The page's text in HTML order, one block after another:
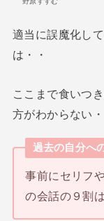
適当に誤魔化し
は・・
ここまで食いつ
方がわからない・
過去の自分へ
事前にセリフ
の会話の９割